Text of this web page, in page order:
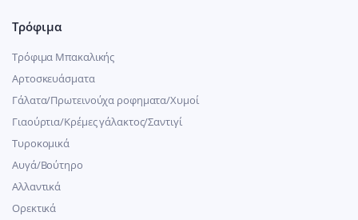
Τρόφιμα
Τρόφιμα Μπακαλικής
Αρτοσκευάσματα
Γάλατα/Πρωτεινούχα ροφηματα/Χυμοί
Γιαούρτια/Κρέμες γάλακτος/Σαντιγί
Τυροκομικά
Αυγά/Βούτηρο
Αλλαντικά
Ορεκτικά